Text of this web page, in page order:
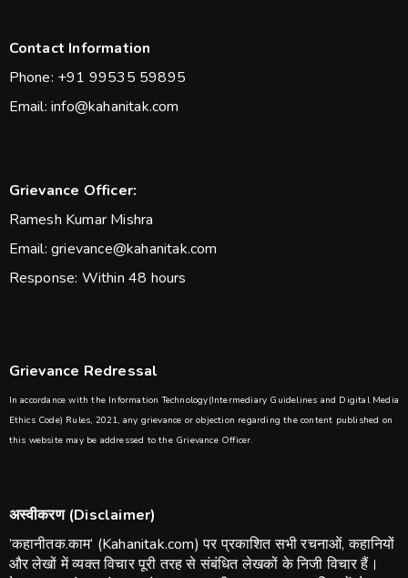
Contact Information
Phone: +91 99535 59895
Email: info@kahanitak.com
Grievance Officer:
Ramesh Kumar Mishra
Email: grievance@kahanitak.com
Response: Within 48 hours
Grievance Redressal
In accordance with the Information Technology(Intermediary Guidelines and Digital Media
Ethics Code) Rules, 2021, any grievance or objection regarding the content published on
this website may be addressed to the Grievance Officer.
अस्वीकरण (Disclaimer)
​’कहानीतक.काम’ (Kahanitak.com) पर प्रकाशित सभी रचनाओं, कहानियों
और लेखों में व्यक्त विचार पूरी तरह से संबंधित लेखकों के निजी विचार हैं।